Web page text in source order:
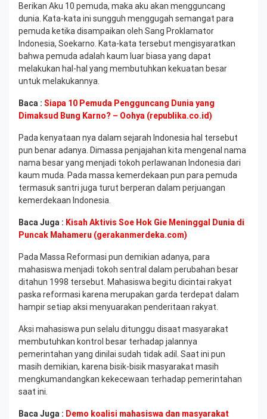
Berikan Aku 10 pemuda, maka aku akan mengguncang
dunia. Kata-kata ini sungguh menggugah semangat para
pemuda ketika disampaikan oleh Sang Proklamator
Indonesia, Soekarno. Kata-kata tersebut mengisyaratkan
bahwa pemuda adalah kaum luar biasa yang dapat
melakukan hal-hal yang membutuhkan kekuatan besar
untuk melakukannya.
Baca : Siapa 10 Pemuda Pengguncang Dunia yang
Dimaksud Bung Karno? – Oohya (republika.co.id)
Pada kenyataan nya dalam sejarah Indonesia hal tersebut
pun benar adanya. Dimassa penjajahan kita mengenal nama
nama besar yang menjadi tokoh perlawanan Indonesia dari
kaum muda. Pada massa kemerdekaan pun para pemuda
termasuk santri juga turut berperan dalam perjuangan
kemerdekaan Indonesia.
Baca Juga : Kisah Aktivis Soe Hok Gie Meninggal Dunia di
Puncak Mahameru (gerakanmerdeka.com)
Pada Massa Reformasi pun demikian adanya, para
mahasiswa menjadi tokoh sentral dalam perubahan besar
ditahun 1998 tersebut. Mahasiswa begitu dicintai rakyat
paska reformasi karena merupakan garda terdepat dalam
hampir setiap aksi menyuarakan penderitaan rakyat.
Aksi mahasiswa pun selalu ditunggu disaat masyarakat
membutuhkan kontrol besar terhadap jalannya
pemerintahan yang dinilai sudah tidak adil. Saat ini pun
masih demikian, karena bisik-bisik masyarakat masih
mengkumandangkan kekecewaan terhadap pemerintahan
saat ini.
Baca Juga : Demo koalisi mahasiswa dan masyarakat